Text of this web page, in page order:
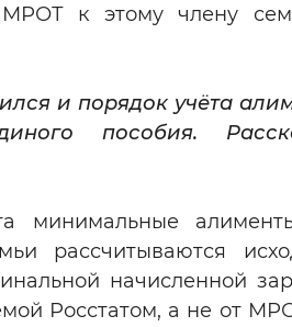
к этому члену
и порядок учёта
пособия.
минимальные
рассчитываются
начисленной
Росстатом, а не от